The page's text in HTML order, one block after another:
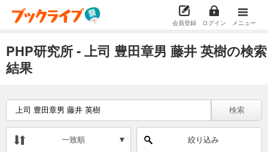
会員登録 ログイン メニュー
PHP研究所 - 上司 豊田章男 藤井 英樹の検索
結果
検索
一致順 絞り込み